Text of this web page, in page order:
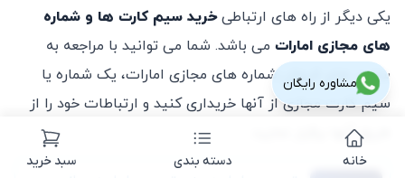
یکی دیگر از راه های ارتباطیخرید سیم کارت ها و شماره
های مجازی امارات می باشد. شما می توانید با مراجعه به
سایت های فروش شماره های مجازی امارات، یک شماره یا
سیم کارت مجازی از آنها خریداری کنید و ارتباطات خود را از
طریق آنها برقرار نمایید.
مشاوره رایگان
خانه دسته بندی سبد خرید